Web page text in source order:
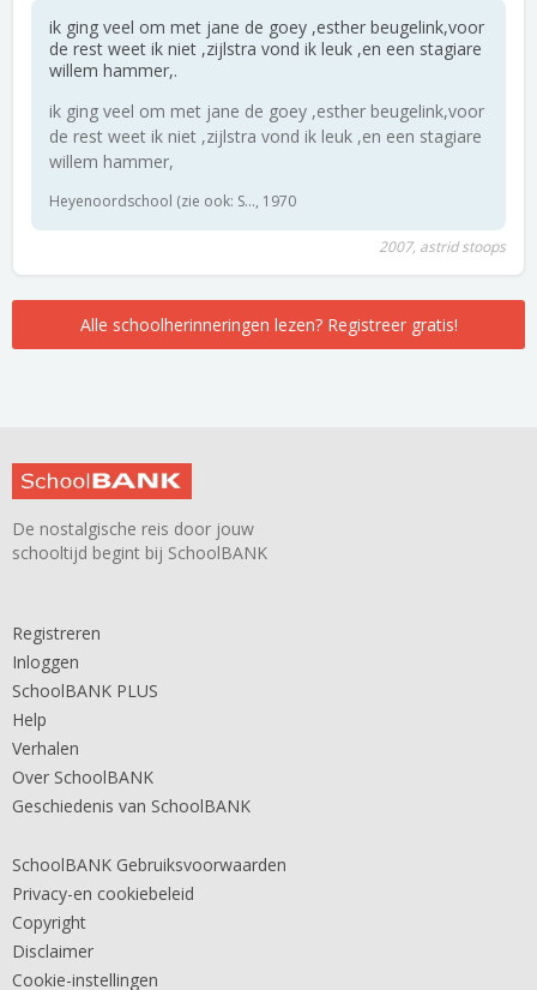
ik ging veel om met jane de goey ,esther beugelink,voor
de rest weet ik niet ,zijlstra vond ik leuk ,en een stagiare
willem hammer,.
ik ging veel om met jane de goey ,esther beugelink,voor
de rest weet ik niet ,zijlstra vond ik leuk ,en een stagiare
willem hammer,
Heyenoordschool (zie ook: S..., 1970
2007, astrid stoops
Alle schoolherinneringen lezen? Registreer gratis!
De nostalgische reis door jouw
schooltijd begint bij SchoolBANK
Registreren
Inloggen
SchoolBANK PLUS
Help
Verhalen
Over SchoolBANK
Geschiedenis van SchoolBANK
SchoolBANK Gebruiksvoorwaarden
Privacy-en cookiebeleid
Copyright
Disclaimer
Cookie-instellingen